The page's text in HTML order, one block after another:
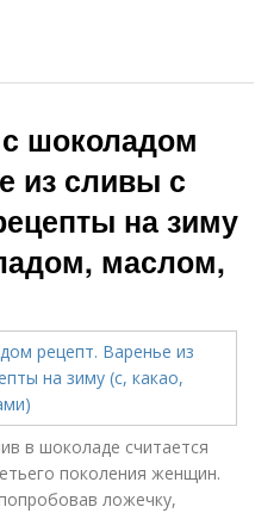
шоколадом
из сливы с
на зиму
маслом,
в шоколаде считается
поколения женщин.
ложечку,